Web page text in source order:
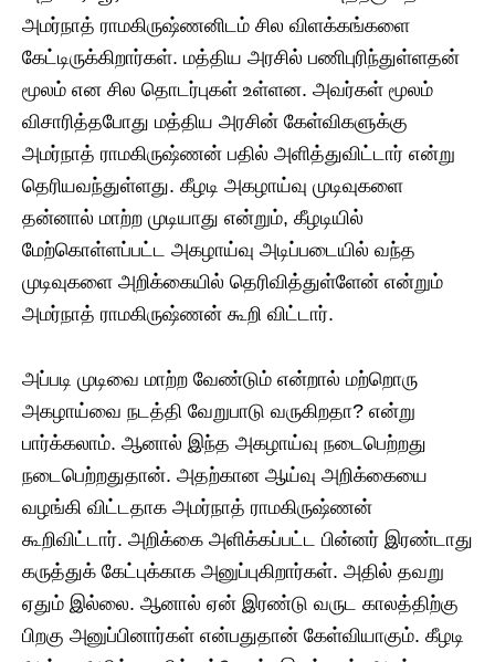
அமர்நாத் ராமகிருஷ்ணனிடம் சில விளக்கங்களை
கேட்டிருக்கிறார்கள். மத்திய அரசில் பணிபுரிந்துள்ளதன்
மூலம் என சில தொடர்புகள் உள்ளன. அவர்கள் மூலம்
விசாரித்தபோது மத்திய அரசின் கேள்விகளுக்கு
அமர்நாத் ராமகிருஷ்ணன் பதில் அளித்துவிட்டார் என்று
தெரியவந்துள்ளது. கீழடி அகழாய்வு முடிவுகளை
தன்னால் மாற்ற முடியாது என்றும், கீழடியில்
மேற்கொள்ளப்பட்ட அகழாய்வு அடிப்படையில் வந்த
முடிவுகளை அறிக்கையில் தெரிவித்துள்ளேன் என்றும்
அமர்நாத் ராமகிருஷ்ணன் கூறி விட்டார்.
அப்படி முடிவை மாற்ற வேண்டும் என்றால் மற்றொரு
அகழாய்வை நடத்தி வேறுபாடு வருகிறதா? என்று
பார்க்கலாம். ஆனால் இந்த அகழாய்வு நடைபெற்றது
நடைபெற்றதுதான். அதற்கான ஆய்வு அறிக்கையை
வழங்கி விட்டதாக அமர்நாத் ராமகிருஷ்ணன்
கூறிவிட்டார். அறிக்கை அளிக்கப்பட்ட பின்னர் இரண்டாது
கருத்துக் கேட்புக்காக அனுப்புகிறார்கள். அதில் தவறு
ஏதும் இல்லை. ஆனால் ஏன் இரண்டு வருட காலத்திற்கு
பிறகு அனுப்பினார்கள் என்பதுதான் கேள்வியாகும். கீழடி